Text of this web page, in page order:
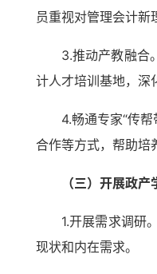
员重视对管理会计新
3.推动产教融合
计人才培训基地，深
4.畅通专家“传
合作等方式，帮助培
（三）开展政
1.开展需求调研
现状和内在需求。